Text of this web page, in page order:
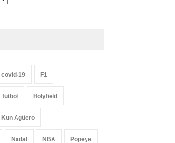
covid-19 F1
futbol Holyfield
Kun Agüero
Nadal NBA Popeye